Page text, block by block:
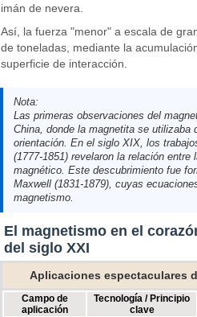
imán de nevera.
Así, la fuerza "menor" a escala de
de toneladas, mediante la
superficie de interacción.
Nota:
Las primeras observaciones del
China, donde la magnetita se utilizaba
orientación. En el siglo XIX, los
(1777-1851) revelaron la relación
magnético. Este descubrimiento fue
Maxwell (1831-1879), cuyas
magnetismo.
El magnetismo en el
del siglo XXI
Aplicaciones espectaculares
Campo de
aplicación
Tecnología / Principio
clave